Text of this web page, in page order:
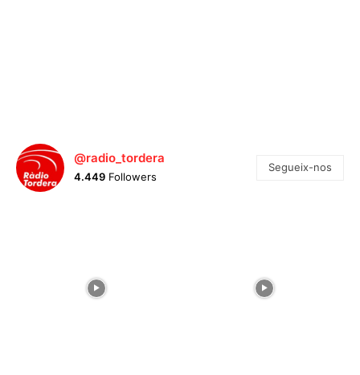
@radio_tordera
4.449 Followers
Segueix-nos